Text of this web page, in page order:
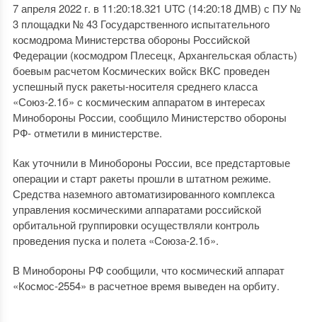
7 апреля 2022 г. в 11:20:18.321 UTC (14:20:18 ДМВ) с ПУ №
3 площадки № 43 Государственного испытательного
космодрома Министерства обороны Российской
Федерации (космодром Плесецк, Архангельская область)
боевым расчетом Космических войск ВКС проведен
успешный пуск ракеты-носителя среднего класса
«Союз-2.1б» с космическим аппаратом в интересах
Минобороны России, сообщило Министерство обороны
РФ- отметили в министерстве.
Как уточнили в Минобороны России, все предстартовые
операции и старт ракеты прошли в штатном режиме.
Средства наземного автоматизированного комплекса
управления космическими аппаратами российской
орбитальной группировки осуществляли контроль
проведения пуска и полета «Союза-2.1б».
В Минобороны РФ сообщили, что космический аппарат
«Космос-2554» в расчетное время выведен на орбиту.